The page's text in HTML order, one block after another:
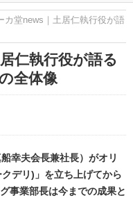
カ堂news｜土居仁執行役が語
仁執行役が語る
全体像
幸夫会長兼社長）がオリ
デリ)」を立ち上げてから
事業部長は今までの成果と